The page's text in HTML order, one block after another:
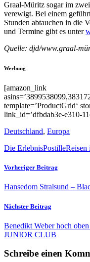
Graal-Müritz sogar im
verewigt. Bei einem
Stunden abtauchen in die
und Termine gibt es unter
Quelle: djd/www.graal-
Werbung
[amazon_link
template=’ProductGrid‘
link_id=’dfbdab3e-e310-
Deutschland, Europa
Die ErlebnisPostilleReisen
Vorheriger Beitrag
Hansedom Stralsund –
Nächster Beitrag
Benedikt Weber hoch
JUNIOR CLUB
Schreibe einen